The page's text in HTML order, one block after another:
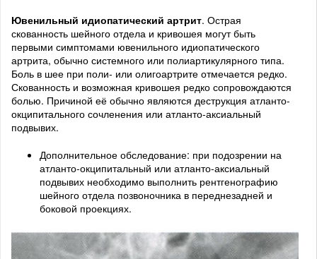
Ювенильный идиопатический артрит. Острая
скованность шейного отдела и кривошея могут быть
первыми симптомами ювенильного идиопатического
артрита, обычно системного или полиартикулярного типа.
Боль в шее при поли- или олигоартрите отмечается редко.
Скованность и возможная кривошея редко сопровождаются
болью. Причиной её обычно являются деструкция атланто-
окципитального сочленения или атланто-аксиальный
подвывих.
Дополнительное обследование: при подозрении на
атланто-окципитальный или атланто-аксиальный
подвывих необходимо выполнить рентгенографию
шейного отдела позвоночника в переднезадней и
боковой проекциях.